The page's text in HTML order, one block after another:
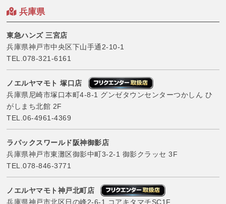
兵庫県
東急ハンズ 三宮店
兵庫県神戸市中央区下山手通2-10-1
TEL.078-321-6161
ノエルヤマモト 塚口店
兵庫県尼崎市塚口本町4-8-1 グンゼタウンセンターつかしん ひ
がしまち北館 2F
TEL.06-4961-4369
ラパックスワールド阪神御影店
兵庫県神戸市東灘区御影中町3-2-1 御影クラッセ 3F
TEL.078-846-3771
ノエルヤマモト神戸北町店
兵庫県神戸市北区日の峰2-6-1 コアキタマチSC1F